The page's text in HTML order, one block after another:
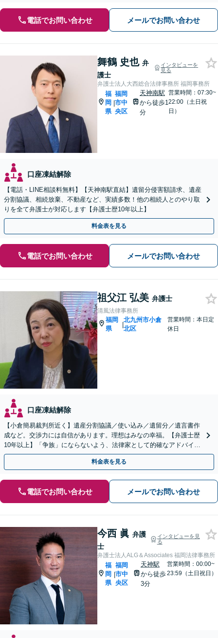
電話でお問い合わせ メールでお問い合わせ
舞鶴 史也 弁
護士
インタビューを
見る
弁護士法人大西総合法律事務所 福岡事務所
福
岡
県
|
福岡
市中
央区
天神南駅
から徒歩1
分
営業時間：07:30~
22:00（土日祝
日）
口座凍結解除
【電話・LINE相談料無料】【天神南駅直結】遺留分侵害額請求、遺産
分割協議、相続放棄、不動産など、実績多数！他の相続人とのやり取
りを全て弁護士が対応します【弁護士歴10年以上】
料金表を見る
電話でお問い合わせ メールでお問い合わせ
祖父江 弘美 弁護士
清風法律事務所
福岡
県
|
北九州市小倉
北区
営業時間：本日定
休日
口座凍結解除
【小倉簡易裁判所近く】遺産分割協議／使い込み／遺留分／遺言書作
成など。交渉力には自信があります。理想はみなの幸福。【弁護士歴
10年以上】「争族」にならないよう、法律家として的確なアドバイス
をいたします【最短即日対応OK】
料金表を見る
電話でお問い合わせ メールでお問い合わせ
今西 眞 弁護
士
インタビューを見
る
弁護士法人ALG＆Associates 福岡法律事務所
福
岡
県
|
福岡
市中
央区
天神駅
から徒歩
3分
営業時間：00:00~
23:59（土日祝日）